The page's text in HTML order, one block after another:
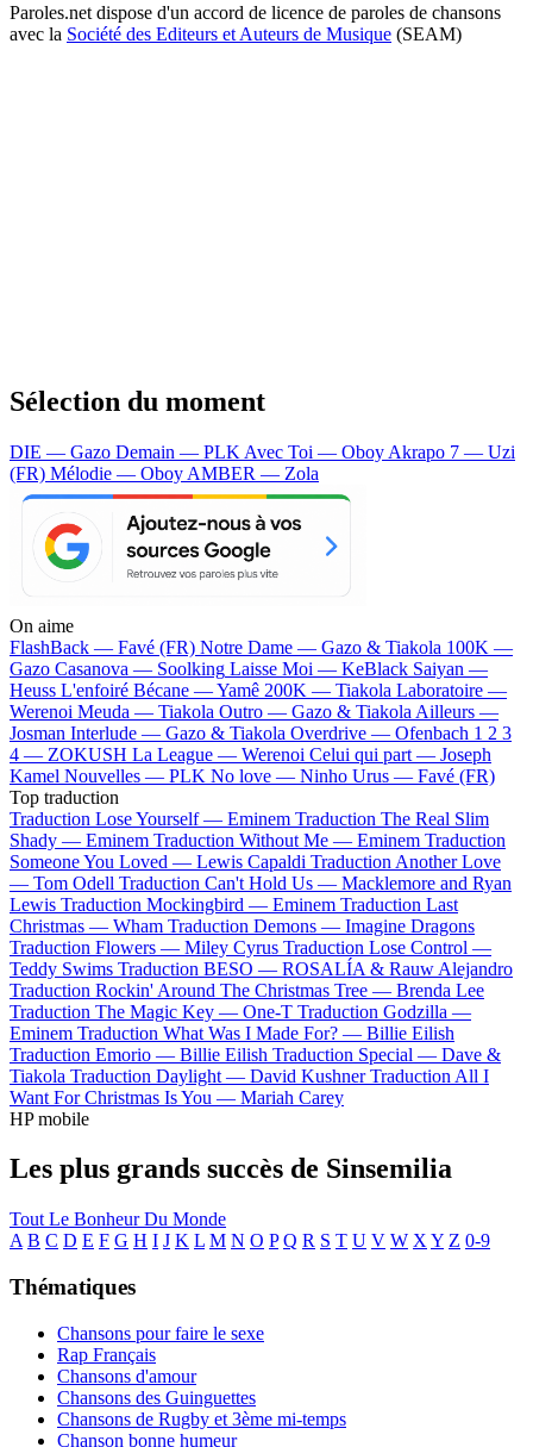
Paroles.net dispose d'un accord de licence de paroles de chansons
avec la Société des Editeurs et Auteurs de Musique (SEAM)
Sélection du moment
DIE — Gazo Demain — PLK Avec Toi — Oboy Akrapo 7 — Uzi
(FR) Mélodie — Oboy AMBER — Zola
On aime
FlashBack — Favé (FR) Notre Dame — Gazo & Tiakola 100K —
Gazo Casanova — Soolking Laisse Moi — KeBlack Saiyan —
Heuss L'enfoiré Bécane —Yamê 200K — Tiakola Laboratoire —
Werenoi Meuda — Tiakola Outro — Gazo & Tiakola Ailleurs —
Josman Interlude — Gazo & Tiakola Overdrive — Ofenbach 1 2 3
4 — ZOKUSH La League — Werenoi Celui qui part — Joseph
Kamel Nouvelles — PLK No love — Ninho Urus — Favé (FR)
Top traduction
Traduction Lose Yourself — Eminem Traduction The Real Slim
Shady — Eminem Traduction Without Me — Eminem Traduction
Someone You Loved — Lewis Capaldi Traduction Another Love
— Tom Odell Traduction Can't Hold Us — Macklemore and Ryan
Lewis Traduction Mockingbird — Eminem Traduction Last
Christmas — Wham Traduction Demons — Imagine Dragons
Traduction Flowers — Miley Cyrus Traduction Lose Control —
Teddy Swims Traduction BESO — ROSALÍA & Rauw Alejandro
Traduction Rockin' Around The Christmas Tree — Brenda Lee
Traduction The Magic Key — One-T Traduction Godzilla —
Eminem Traduction What Was I Made For? — Billie Eilish
Traduction Emorio — Billie Eilish Traduction Special — Dave &
Tiakola Traduction Daylight — David Kushner Traduction All I
Want For Christmas Is You — Mariah Carey
HP mobile
Les plus grands succès de Sinsemilia
Tout Le Bonheur Du Monde
A B C D E F G H I J K L M N O P Q R S T U V W X Y Z 0-9
Thématiques
Chansons pour faire le sexe
Rap Français
Chansons d'amour
Chansons des Guinguettes
Chansons de Rugby et 3ème mi-temps
Chanson bonne humeur